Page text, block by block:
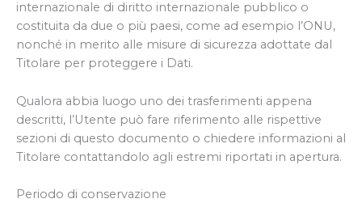
internazionale di diritto internazionale pubblico o
costituita da due o più paesi, come ad esempio l’ONU,
nonché in merito alle misure di sicurezza adottate dal
Titolare per proteggere i Dati.
Qualora abbia luogo uno dei trasferimenti appena
descritti, l’Utente può fare riferimento alle rispettive
sezioni di questo documento o chiedere informazioni al
Titolare contattandolo agli estremi riportati in apertura.
Periodo di conservazione